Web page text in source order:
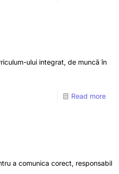
ului integrat, de muncă în
Read more
a comunica corect, responsabil